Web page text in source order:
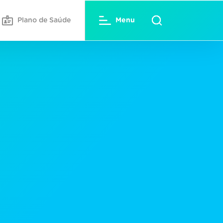
Plano de Saúde Menu